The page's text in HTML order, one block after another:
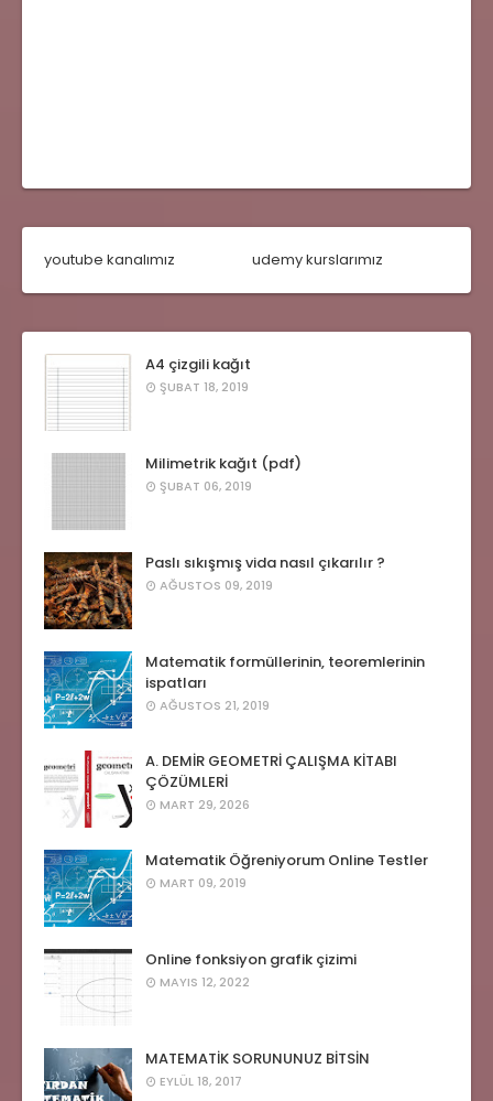
youtube kanalımız udemy kurslarımız
A4 çizgili kağıt
ŞUBAT 18, 2019
Milimetrik kağıt (pdf)
ŞUBAT 06, 2019
Paslı sıkışmış vida nasıl çıkarılır ?
AĞUSTOS 09, 2019
Matematik formüllerinin, teoremlerinin
ispatları
AĞUSTOS 21, 2019
A. DEMİR GEOMETRİ ÇALIŞMA KİTABI
ÇÖZÜMLERİ
MART 29, 2026
Matematik Öğreniyorum Online Testler
MART 09, 2019
Online fonksiyon grafik çizimi
MAYIS 12, 2022
MATEMATİK SORUNUNUZ BİTSİN
EYLÜL 18, 2017